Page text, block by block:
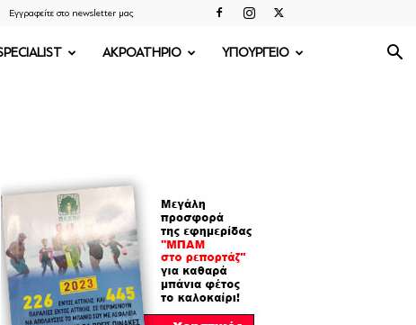
Εγγραφείτε στο newsletter μας
ΑΚΡΟΑΤΗΡΙΟ ΥΠΟΥΡΓΕΙΟ